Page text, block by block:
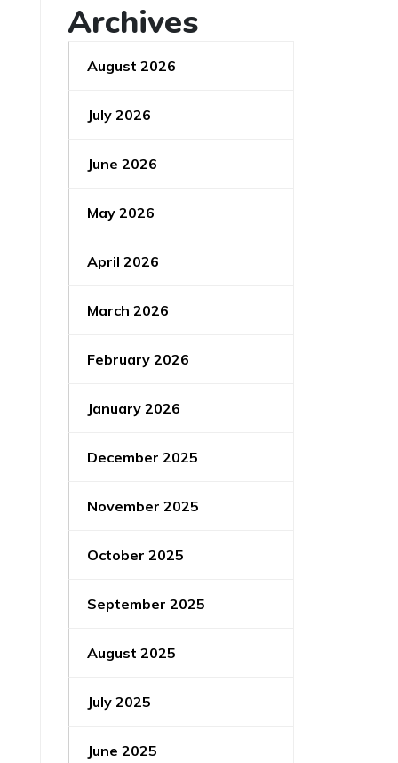
Archives
August 2026
July 2026
June 2026
May 2026
April 2026
March 2026
February 2026
January 2026
December 2025
November 2025
October 2025
September 2025
August 2025
July 2025
June 2025